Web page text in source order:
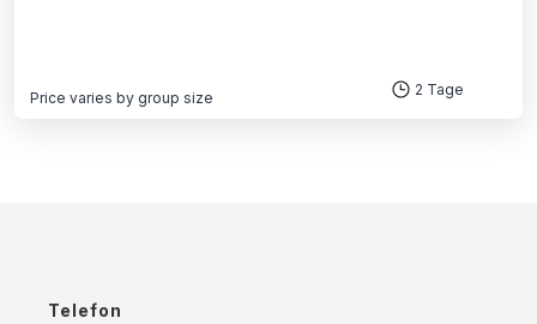
Price varies by group size 2 Tage
Telefon